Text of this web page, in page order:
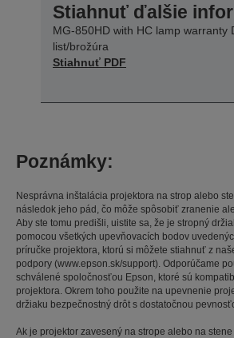
Stiahnuť ďalšie
MG-850HD with HC lamp warranty
list/brožúra
Stiahnuť PDF
Poznámky:
Nesprávna inštalácia projektora na strop alebo
následok jeho pád, čo môže spôsobiť zranenie
Aby ste tomu predišli, uistite sa, že je stropný
pomocou všetkých upevňovacích bodov
príručke projektora, ktorú si môžete stiahnuť z
podpory (www.epson.sk/support). Odporúčame
schválené spoločnosťou Epson, ktoré sú
projektora. Okrem toho použite na upevnenie
držiaku bezpečnostný drôt s dostatočnou
Ak je projektor zavesený na strope alebo na